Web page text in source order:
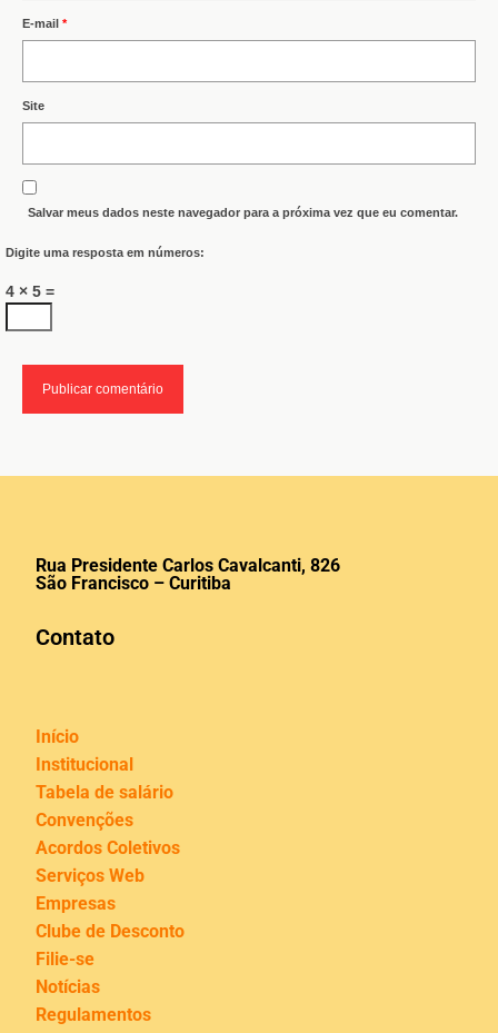
E-mail *
Site
Salvar meus dados neste navegador para a próxima vez que eu comentar.
Digite uma resposta em números:
4 × 5 =
Rua Presidente Carlos Cavalcanti, 826
São Francisco – Curitiba
Contato
Início
Institucional
Tabela de salário
Convenções
Acordos Coletivos
Serviços Web
Empresas
Clube de Desconto
Filie-se
Notícias
Regulamentos